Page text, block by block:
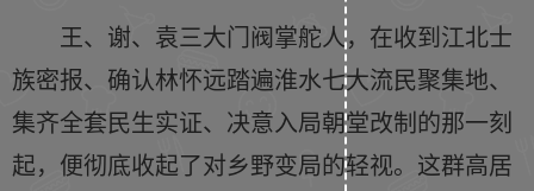
王、谢、袁三大门阀掌舵人，在收到江北士
族密报、确认林怀远踏遍淮水七大流民聚集地、
集齐全套民生实证、决意入局朝堂改制的那一刻
起，便彻底收起了对乡野变局的轻视。这群高居